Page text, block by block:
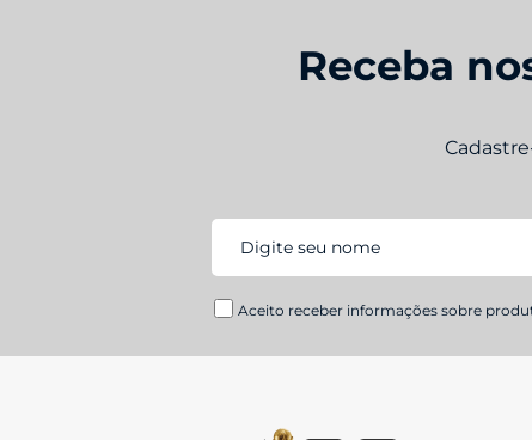
Receba
Aceito receber informações sobre